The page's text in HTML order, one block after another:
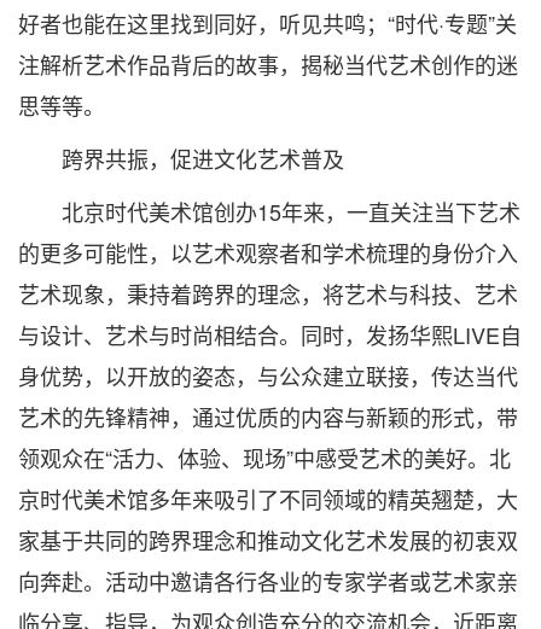
好者也能在这里找到同好，听见共鸣；“时代·专题”关
注解析艺术作品背后的故事，揭秘当代艺术创作的迷
思等等。
跨界共振，促进文化艺术普及
北京时代美术馆创办15年来，一直关注当下艺术
的更多可能性，以艺术观察者和学术梳理的身份介入
艺术现象，秉持着跨界的理念，将艺术与科技、艺术
与设计、艺术与时尚相结合。同时，发扬华熙LIVE自
身优势，以开放的姿态，与公众建立联接，传达当代
艺术的先锋精神，通过优质的内容与新颖的形式，带
领观众在“活力、体验、现场”中感受艺术的美好。北
京时代美术馆多年来吸引了不同领域的精英翘楚，大
家基于共同的跨界理念和推动文化艺术发展的初衷双
向奔赴。活动中邀请各行各业的专家学者或艺术家亲
临分享、指导，为观众创造充分的交流机会，近距离